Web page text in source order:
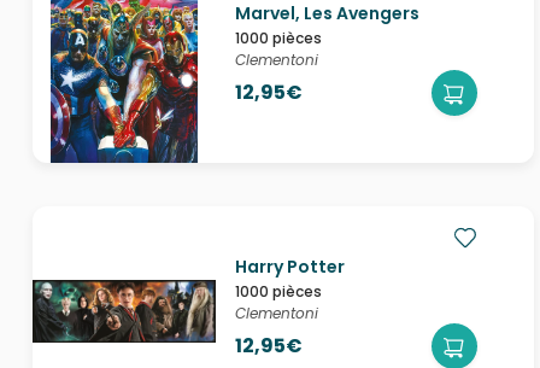
Marvel, Les Avengers
1000 pièces
Clementoni
12,95€
Harry Potter
1000 pièces
Clementoni
12,95€